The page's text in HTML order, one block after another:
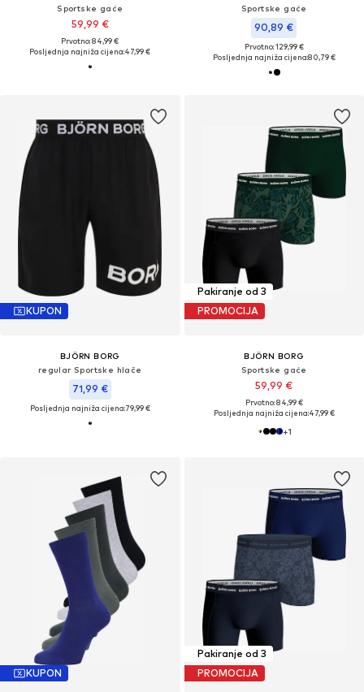
Sportske gaće
59,99 €
Prvotno: 84,99 €
Posljednja najniža cijena:47,99 €
Sportske gaće
90,89 €
Prvotno: 129,99 €
Posljednja najniža cijena:80,79 €
KUPON
BJÖRN BORG
regular Sportske hlače
71,99 €
Posljednja najniža cijena:79,99 €
Pakiranje od 3
PROMOCIJA
BJÖRN BORG
Sportske gaće
59,99 €
Prvotno: 84,99 €
Posljednja najniža cijena:47,99 €
+1
KUPON
Pakiranje od 3
PROMOCIJA